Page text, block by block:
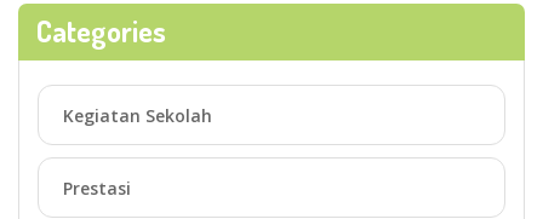
Categories
Kegiatan Sekolah
Prestasi